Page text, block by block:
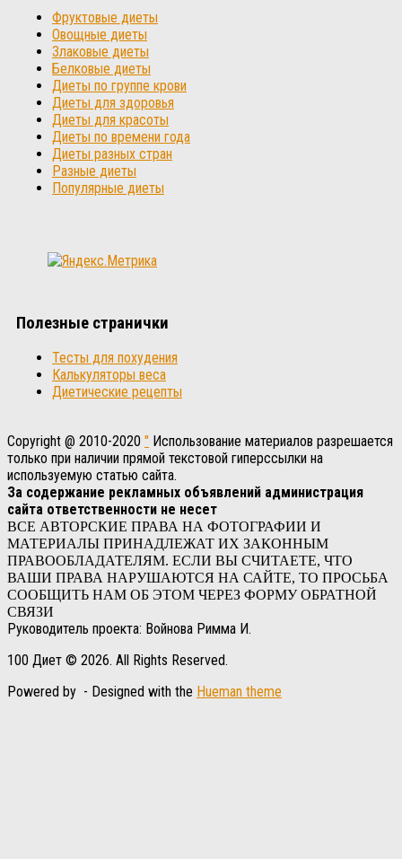
Фруктовые диеты
Овощные диеты
Злаковые диеты
Белковые диеты
Диеты по группе крови
Диеты для здоровья
Диеты для красоты
Диеты по времени года
Диеты разных стран
Разные диеты
Популярные диеты
Полезные странички
Тесты для похудения
Калькуляторы веса
Диетические рецепты
Copyright @ 2010-2020 " Использование материалов разрешается
только при наличии прямой текстовой гиперссылки на
используемую статью сайта.
За содержание рекламных объявлений администрация
сайта ответственности не несет
ВСЕ АВТОРСКИЕ ПРАВА НА ФОТОГРАФИИ И
МАТЕРИАЛЫ ПРИНАДЛЕЖАТ ИХ ЗАКОННЫМ
ПРАВООБЛАДАТЕЛЯМ. ЕСЛИ ВЫ СЧИТАЕТЕ, ЧТО
ВАШИ ПРАВА НАРУШАЮТСЯ НА САЙТЕ, ТО ПРОСЬБА
СООБЩИТЬ НАМ ОБ ЭТОМ ЧЕРЕЗ ФОРМУ ОБРАТНОЙ
СВЯЗИ
Руководитель проекта: Войнова Римма И.
100 Диет © 2026. All Rights Reserved.
Powered by - Designed with the Hueman theme